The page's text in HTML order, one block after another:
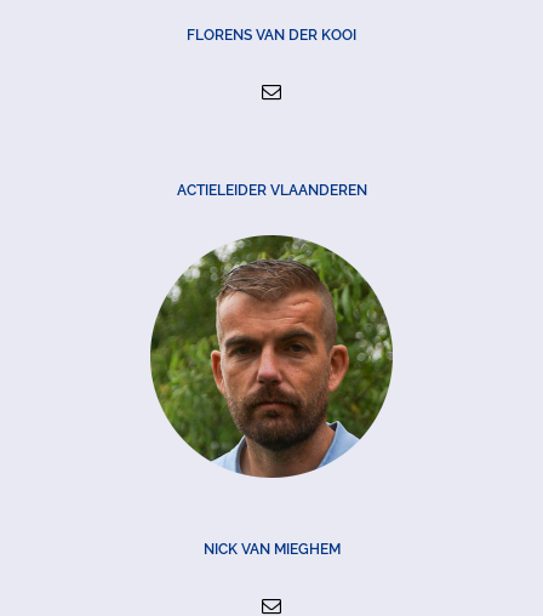
FLORENS VAN DER KOOI
ACTIELEIDER VLAANDEREN
NICK VAN MIEGHEM